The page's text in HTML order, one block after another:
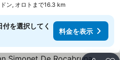
ン, オロトまで16.3 km
を選択してく
料金を表示